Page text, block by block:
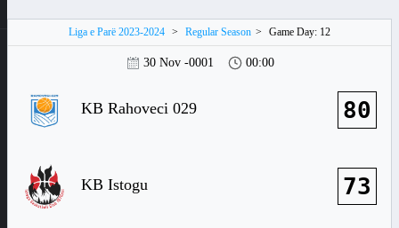
Liga e Parë 2023-2024 > Regular Season > Game Day: 12
30 Nov -0001 00:00
KB Rahoveci 029 80
KB Istogu 73